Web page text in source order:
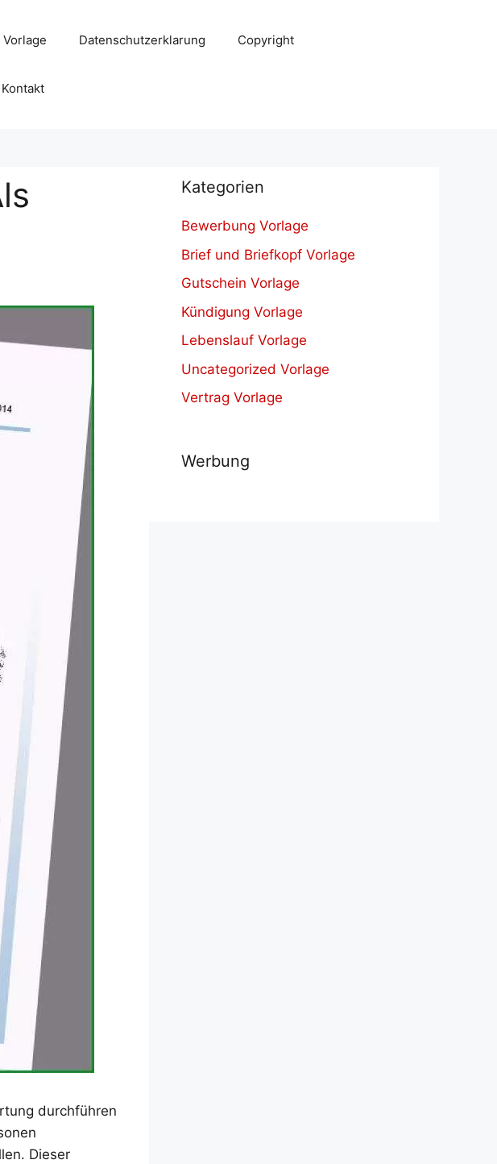
Datenschutzerklarung Copyright
Kontakt
durchführen
Dieser
Kategorien
Bewerbung Vorlage
Brief und Briefkopf Vorlage
Gutschein Vorlage
Kündigung Vorlage
Lebenslauf Vorlage
Uncategorized Vorlage
Vertrag Vorlage
Werbung